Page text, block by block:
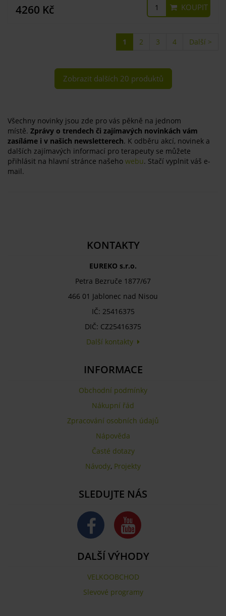
4260 Kč KOUPIT
1 2 3 4 Další >
Zobrazit dalších 20 produktů
Všechny novinky jsou zde pro vás pěkně na jednom
místě. Zprávy o trendech či zajímavých novinkách vám
zasíláme i v našich newsletterech. K odběru akcí, novinek a
dalších zajímavých informací pro terapeuty se můžete
přihlásit na hlavní stránce našeho webu. Stačí vyplnit váš e-
mail.
KONTAKTY
EUREKO s.r.o.
Petra Bezruče 1877/67
466 01 Jablonec nad Nisou
IČ: 25416375
DIČ: CZ25416375
Další kontakty
INFORMACE
Obchodní podmínky
Nákupní řád
Zpracování osobních údajů
Nápověda
Časté dotazy
Návody, Projekty
SLEDUJTE NÁS
DALŠÍ VÝHODY
VELKOOBCHOD
Slevové programy